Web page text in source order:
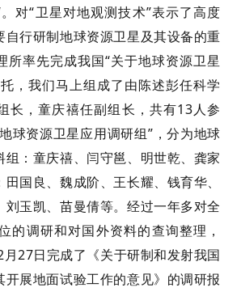
对“卫星对地观测技术”表示了高度
自行研制地球资源卫星及其设备的重
所率先完成我国“关于地球资源卫星
，我们马上组成了由陈述彭任科学
长，童庆禧任副组长，共有13人参
球资源卫星应用调研组” ，分为地球
组 ：童庆禧、 闫守邕、 明世乾、龚家
国良、 魏成阶、王长耀、 钱育华、
刘玉凯、苗曼倩等。 经过一年多对全
的调研和对国外资料的查询整理，
27日完成了《关于研制和发射我国
开展地面试验工作的意见》的调研报